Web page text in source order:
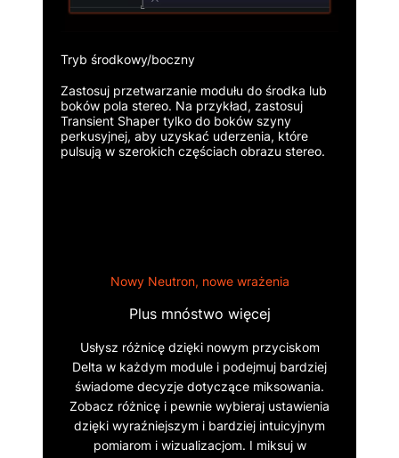
Tryb środkowy/boczny
Zastosuj przetwarzanie modułu do środka lub
boków pola stereo. Na przykład, zastosuj
Transient Shaper tylko do boków szyny
perkusyjnej, aby uzyskać uderzenia, które
pulsują w szerokich częściach obrazu stereo.
Nowy Neutron, nowe wrażenia
Plus mnóstwo więcej
Usłysz różnicę dzięki nowym przyciskom
Delta w każdym module i podejmuj bardziej
świadome decyzje dotyczące miksowania.
Zobacz różnicę i pewnie wybieraj ustawienia
dzięki wyraźniejszym i bardziej intuicyjnym
pomiarom i wizualizacjom. I miksuj w